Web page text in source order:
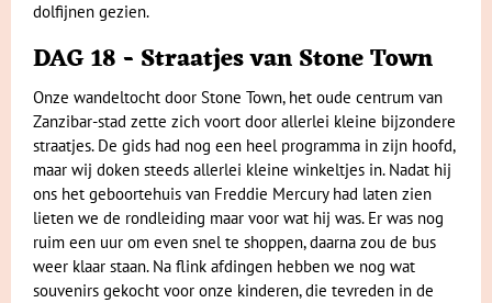
dolfijnen gezien.
DAG 18 - Straatjes van Stone Town
Onze wandeltocht door Stone Town, het oude centrum van
Zanzibar-stad zette zich voort door allerlei kleine bijzondere
straatjes. De gids had nog een heel programma in zijn hoofd,
maar wij doken steeds allerlei kleine winkeltjes in. Nadat hij
ons het geboortehuis van Freddie Mercury had laten zien
lieten we de rondleiding maar voor wat hij was. Er was nog
ruim een uur om even snel te shoppen, daarna zou de bus
weer klaar staan. Na flink afdingen hebben we nog wat
souvenirs gekocht voor onze kinderen, die tevreden in de